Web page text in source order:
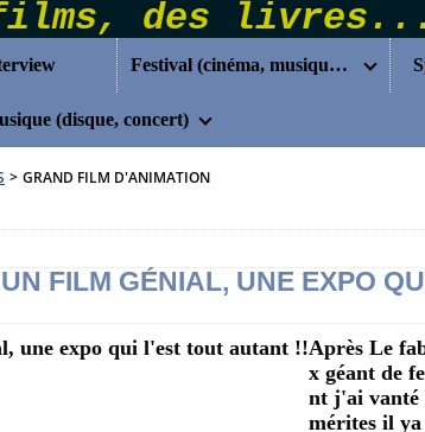
Festival (cinéma, musique...)
(disque, concert)
> GRAND FILM D'ANIMATION
FILM GÉNIAL, UNE EXPO
Après Le
x géant de
nt j'ai vanté
mérites il ya